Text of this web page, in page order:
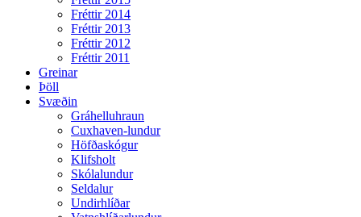
Fréttir 2014
Fréttir 2013
Fréttir 2012
Fréttir 2011
Greinar
Þöll
Svæðin
Gráhelluhraun
Cuxhaven-lundur
Höfðaskógur
Klifsholt
Skólalundur
Seldalur
Undirhlíðar